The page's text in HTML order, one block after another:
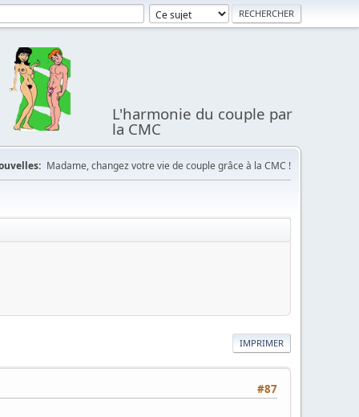
L'harmonie du couple par
la CMC
Madame, changez votre vie de couple grâce à la CMC !
IMPRIMER
#87